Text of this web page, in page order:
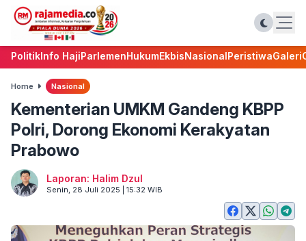
PolitikInfo HajiParlemenHukumEkbisNasionalPeristiwaGaleri
Home Nasional
Kementerian UMKM Gandeng KBPP
Polri, Dorong Ekonomi Kerakyatan
Prabowo
Laporan: Halim Dzul
Senin, 28 Juli 2025 | 15:32 WIB